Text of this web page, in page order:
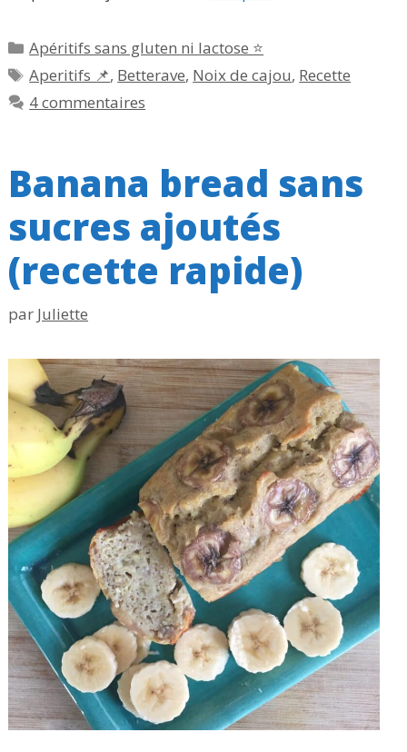
Catégories
Apéritifs sans gluten ni lactose ⭐
Étiquettes
Aperitifs 📌, Betterave, Noix de cajou, Recette
4 commentaires
Banana bread sans
sucres ajoutés
(recette rapide)
par Juliette